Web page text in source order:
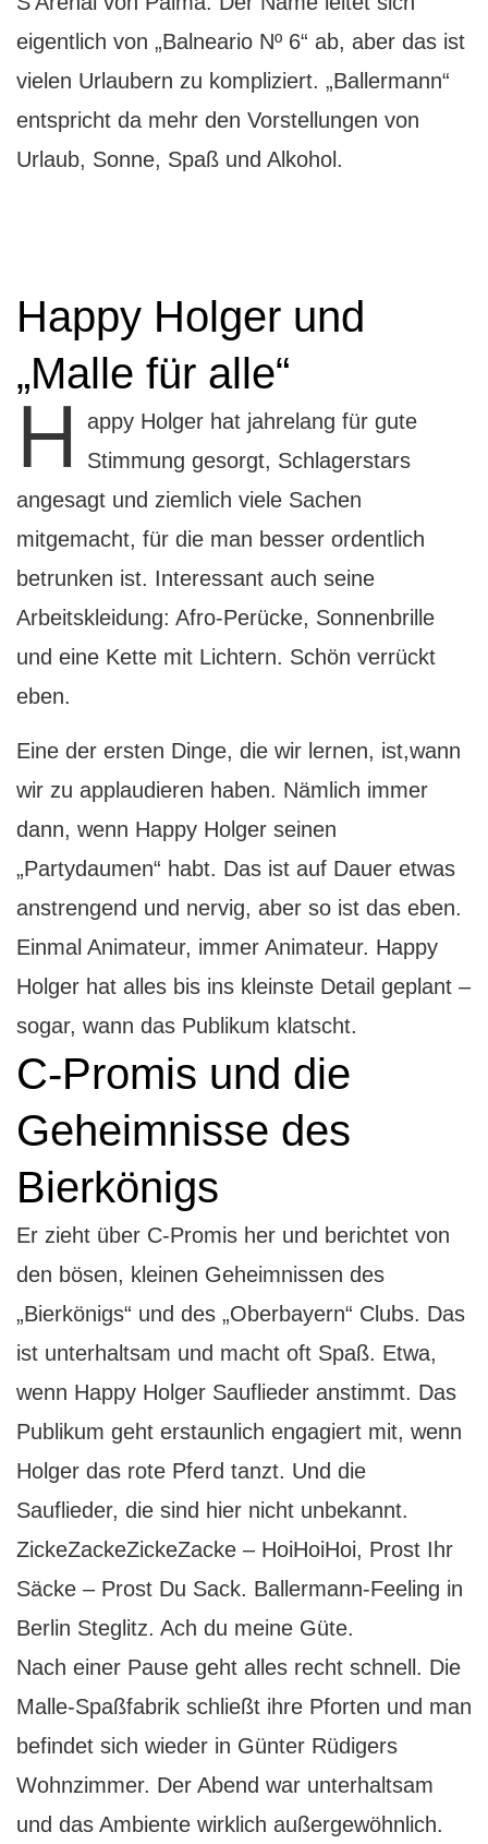
eigentlich von „Balneario Nº 6“ ab, aber das ist
vielen Urlaubern zu kompliziert. „Ballermann“
entspricht da mehr den Vorstellungen von
Urlaub, Sonne, Spaß und Alkohol.
Happy Holger und
„Malle für alle“
H
appy Holger hat jahrelang für gute
Stimmung gesorgt, Schlagerstars
angesagt und ziemlich viele Sachen
mitgemacht, für die man besser ordentlich
betrunken ist. Interessant auch seine
Arbeitskleidung: Afro-Perücke, Sonnenbrille
und eine Kette mit Lichtern. Schön verrückt
eben.
Eine der ersten Dinge, die wir lernen, ist,wann
wir zu applaudieren haben. Nämlich immer
dann, wenn Happy Holger seinen
„Partydaumen“ habt. Das ist auf Dauer etwas
anstrengend und nervig, aber so ist das eben.
Einmal Animateur, immer Animateur. Happy
Holger hat alles bis ins kleinste Detail geplant –
sogar, wann das Publikum klatscht.
C-Promis und die
Geheimnisse des
Bierkönigs
Er zieht über C-Promis her und berichtet von
den bösen, kleinen Geheimnissen des
„Bierkönigs“ und des „Oberbayern“ Clubs. Das
ist unterhaltsam und macht oft Spaß. Etwa,
wenn Happy Holger Sauflieder anstimmt. Das
Publikum geht erstaunlich engagiert mit, wenn
Holger das rote Pferd tanzt. Und die
Sauflieder, die sind hier nicht unbekannt.
ZickeZackeZickeZacke – HoiHoiHoi, Prost Ihr
Säcke – Prost Du Sack. Ballermann-Feeling in
Berlin Steglitz. Ach du meine Güte.
Nach einer Pause geht alles recht schnell. Die
Malle-Spaßfabrik schließt ihre Pforten und man
befindet sich wieder in Günter Rüdigers
Wohnzimmer. Der Abend war unterhaltsam
und das Ambiente wirklich außergewöhnlich.